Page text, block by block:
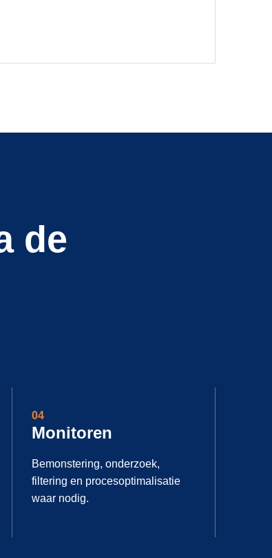
de
04
Monitoren
Bemonstering, onderzoek,
filtering en procesoptimalisatie
waar nodig.